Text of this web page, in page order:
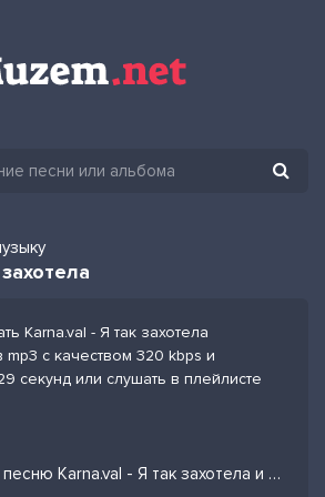
Karna.val - Я так захотела
с качеством 320 kbps и
секунд или слушать в плейлисте
Слушать песню Karna.val - Я так захотела и добавить в избранных